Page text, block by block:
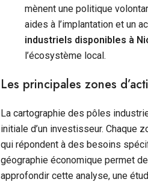
mènent une politique
aides à l’implantation et un
industriels disponibles à
l’écosystème local.
Les principales zones
La cartographie des pôles
initiale d’un investisseur. Chaque
qui répondent à des besoins
géographie économique permet
approfondir cette analyse, une